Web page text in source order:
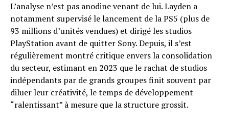
L’analyse n’est pas anodine venant de lui. Layden a
notamment supervisé le lancement de la PS5 (plus de
93 millions d’unités vendues) et dirigé les studios
PlayStation avant de quitter Sony. Depuis, il s’est
régulièrement montré critique envers la consolidation
du secteur, estimant en 2023 que le rachat de studios
indépendants par de grands groupes finit souvent par
diluer leur créativité, le temps de développement
“ralentissant” à mesure que la structure grossit.